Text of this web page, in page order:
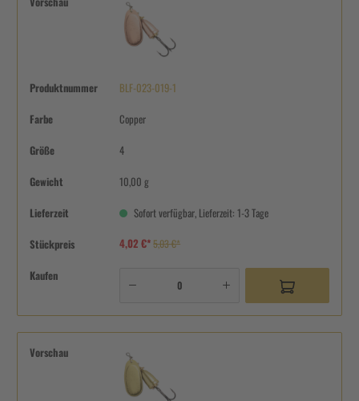
Produktnummer BLF-023-019-1
Farbe Copper
Größe 4
Gewicht 10,00 g
Lieferzeit Sofort verfügbar, Lieferzeit: 1-3 Tage
Stückpreis 4,02 €*5,03 €*
Kaufen
Vorschau